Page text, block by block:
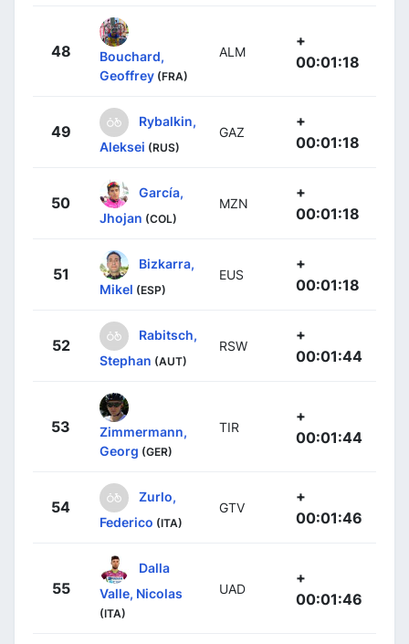
48
Bouchard,
Geoffrey (FRA)
ALM
+
00:01:18
49
Rybalkin,
Aleksei (RUS)
GAZ
+
00:01:18
50
García,
Jhojan (COL)
MZN
+
00:01:18
51
Bizkarra,
Mikel (ESP)
EUS
+
00:01:18
52
Rabitsch,
Stephan (AUT)
RSW
+
00:01:44
53
Zimmermann,
Georg (GER)
TIR
+
00:01:44
54
Zurlo,
Federico (ITA)
GTV
+
00:01:46
55
Dalla
Valle, Nicolas
(ITA)
UAD
+
00:01:46